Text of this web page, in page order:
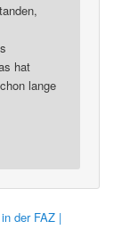
hat
lange
der FAZ |